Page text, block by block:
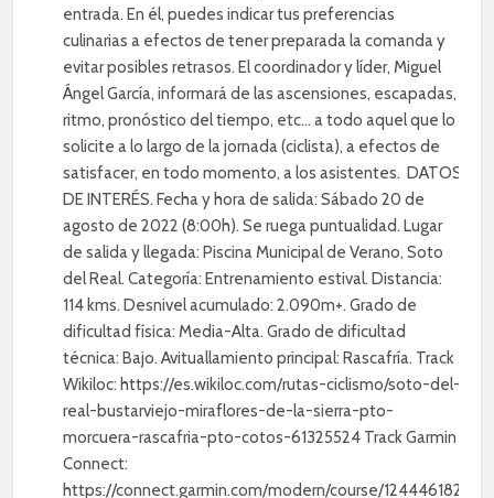
entrada. En él, puedes indicar tus preferencias
culinarias a efectos de tener preparada la comanda y
evitar posibles retrasos. El coordinador y líder, Miguel
Ángel García, informará de las ascensiones, escapadas,
ritmo, pronóstico del tiempo, etc… a todo aquel que lo
solicite a lo largo de la jornada (ciclista), a efectos de
satisfacer, en todo momento, a los asistentes. DATOS
DE INTERÉS. Fecha y hora de salida: Sábado 20 de
agosto de 2022 (8:00h). Se ruega puntualidad. Lugar
de salida y llegada: Piscina Municipal de Verano, Soto
del Real. Categoría: Entrenamiento estival. Distancia:
114 kms. Desnivel acumulado: 2.090m+. Grado de
dificultad física: Media-Alta. Grado de dificultad
técnica: Bajo. Avituallamiento principal: Rascafría. Track
Wikiloc: https://es.wikiloc.com/rutas-ciclismo/soto-del-
real-bustarviejo-miraflores-de-la-sierra-pto-
morcuera-rascafria-pto-cotos-61325524 Track Garmin
Connect:
https://connect.garmin.com/modern/course/124446182